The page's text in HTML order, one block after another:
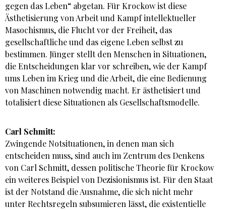
gegen das Leben“ abgetan. Für Krockow ist diese
Ästhetisierung von Arbeit und Kampf intellektueller
Masochismus, die Flucht vor der Freiheit, das
gesellschaftliche und das eigene Leben selbst zu
bestimmen. Jünger stellt den Menschen in Situationen,
die Entscheidungen klar vor­ schreiben, wie der Kampf
ums Leben im Krieg und die Arbeit, die eine Bedienung
von Maschinen notwendig macht. Er ästhetisiert und
totalisiert diese Situationen als Gesellschaftsmodelle.
Carl Schmitt:
Zwingende Notsituationen, in denen man sich
entscheiden muss, sind auch im Zentrum des Denkens
von Carl Schmitt, dessen politische Theorie für Krockow
ein weiteres Beispiel von Dezisionismus ist. Für den Staat
ist der Notstand die Ausnahme, die sich nicht mehr
unter Rechtsregeln subsumieren lässt, die existentielle